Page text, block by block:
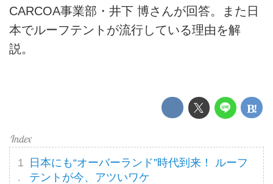
CARCOA事業部・井下 博さんが回答。また日
本でルーフテントが流行している理由を解
説。
日本にも“オーバーランド”時代到来！ ルーフ
テントが今、アツいワケ